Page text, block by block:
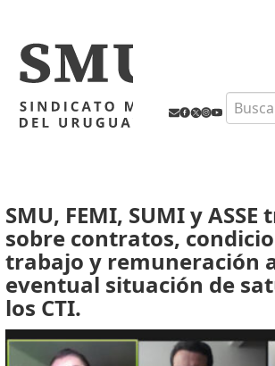
Search
SMU, FEMI, SUMI y
sobre contratos,
trabajo y remuneración
eventual situación de
los CTI.